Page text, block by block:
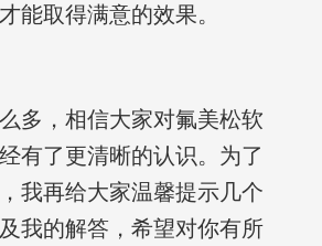
能取得满意的效果。
多，相信大家对氟美松软
有了更清晰的认识。为了
我再给大家温馨提示几个
我的解答，希望对你有所